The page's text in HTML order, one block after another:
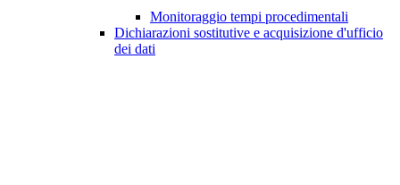
Monitoraggio tempi procedimentali
Dichiarazioni sostitutive e acquisizione d'ufficio
dei dati